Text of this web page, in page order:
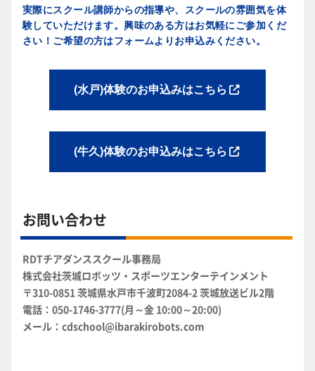
実際にスクール講師からの指導や、スクールの雰囲気を体
験していただけます。興味のある方はお気軽にご参加くだ
さい！ご希望の方はフォームよりお申込みください。
(水戸)体験のお申込みはこちら
(牛久)体験のお申込みはこちら
お問い合わせ
RDTチアダンススクール事務局
株式会社茨城ロボッツ・スポーツエンターテインメント
〒310-0851 茨城県水戸市千波町2084-2 茨城放送ビル2階
電話：050-1746-3777(月～金 10:00～20:00)
メール：cdschool@ibarakirobots.com